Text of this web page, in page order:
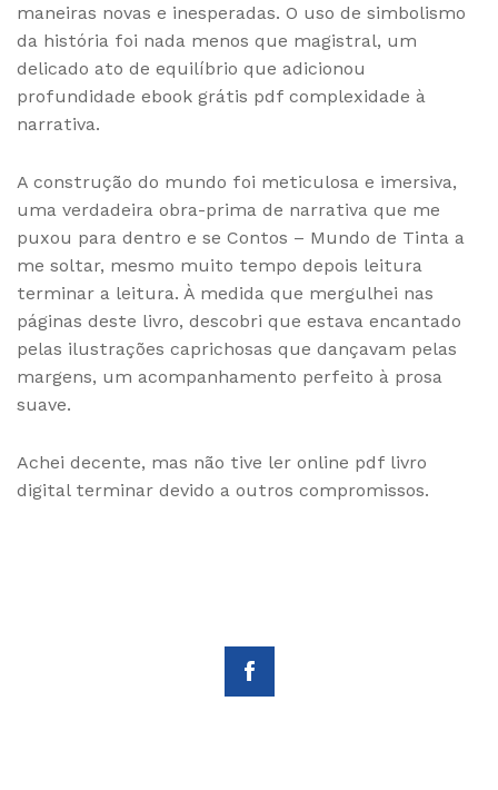
maneiras novas e inesperadas. O uso de simbolismo
da história foi nada menos que magistral, um
delicado ato de equilíbrio que adicionou
profundidade ebook grátis pdf complexidade à
narrativa.
A construção do mundo foi meticulosa e imersiva,
uma verdadeira obra-prima de narrativa que me
puxou para dentro e se Contos – Mundo de Tinta a
me soltar, mesmo muito tempo depois leitura
terminar a leitura. À medida que mergulhei nas
páginas deste livro, descobri que estava encantado
pelas ilustrações caprichosas que dançavam pelas
margens, um acompanhamento perfeito à prosa
suave.
Achei decente, mas não tive ler online pdf livro
digital terminar devido a outros compromissos.